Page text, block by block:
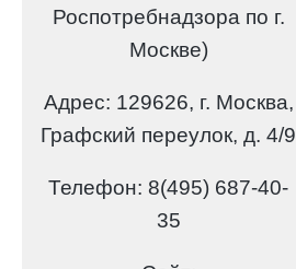
Роспотребнадзора по г.
Москве)
Адрес: 129626, г. Москва,
Графский переулок, д. 4/9
Телефон: 8(495) 687-40-
35